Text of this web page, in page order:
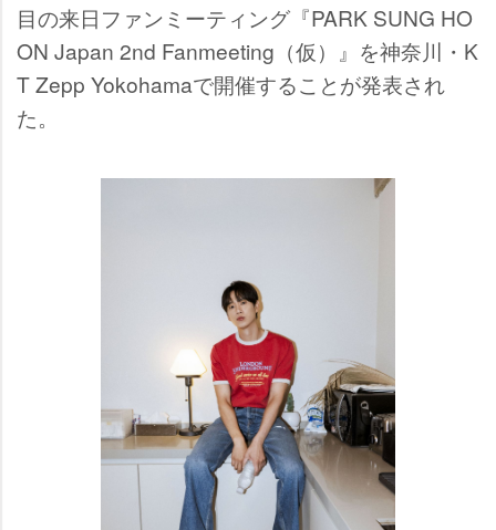
目の来日ファンミーティング『PARK SUNG HO
ON Japan 2nd Fanmeeting（仮）』を神奈川・K
T Zepp Yokohamaで開催することが発表され
た。